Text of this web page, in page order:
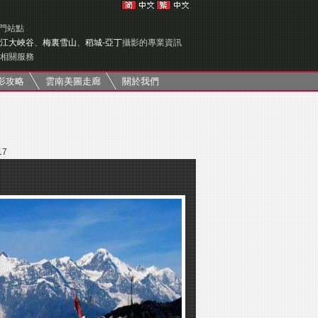
站點
大峽谷、 梅裏雪山、 稻城-亞丁攝影的專業資訊
關服務
攻略 雲南美圖走廊 關於我們